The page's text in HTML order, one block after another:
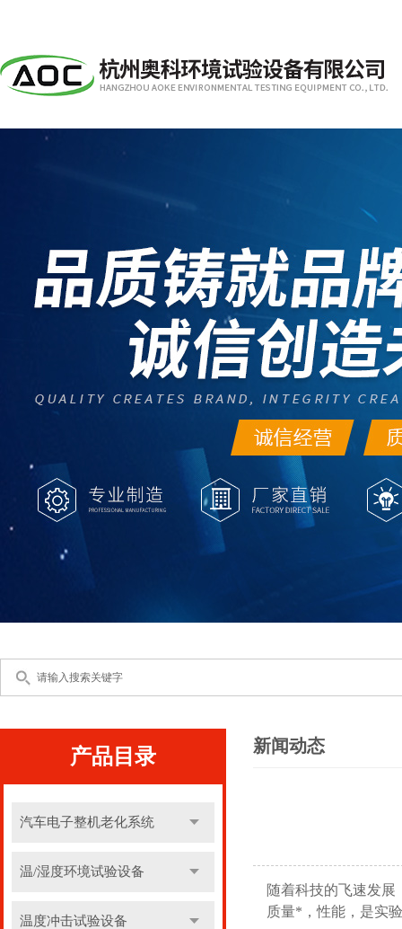
产品目录
汽车电子整机老化系统
温/湿度环境试验设备
温度冲击试验设备
新闻动态
随着科技的飞速发展
质量*，性能，是实